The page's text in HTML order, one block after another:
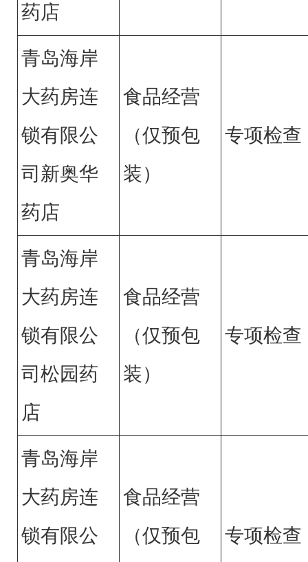
药店
青岛海岸
大药房连
锁有限公
司新奥华
药店
食品经营
（仅预包
装）
专项检查
青岛海岸
大药房连
锁有限公
司松园药
店
食品经营
（仅预包
装）
专项检查
青岛海岸
大药房连
锁有限公
食品经营
（仅预包
专项检查